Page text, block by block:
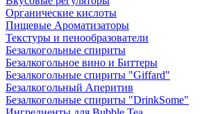
Органические кислоты
Пищевые Ароматизаторы
Текстуры и пенообразователи
Безалкогольные спириты
Безалкогольное вино и Биттеры
Безалкогольные спириты "Giffard"
Безалкогольный Аперитив
Безалкогольные спириты "DrinkSome"